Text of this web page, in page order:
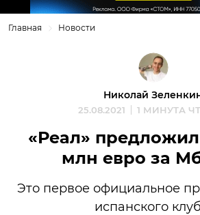
Главная Новости
Николай
25.08.2021 1 МИНУТА
«Реал»
млн евро за
Это первое официальное
испанского